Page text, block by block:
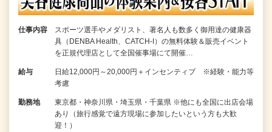
仕事内容
スポーツ選手やメダリスト、著名人も数多く御用達の健康器
具（DENBA Health、CATCH-I）の無料体験＆販売イベント
を正規代理店として全国催事場にて開催…
給与
日給12,000円～20,000円＋インセンティブ ※経験・能力等
考慮
勤務地
東京都・神奈川県・埼玉県・千葉県 ※他にも全国に出店会場
あり（旅行感覚で遠方現場に参加したいという方も大歓
迎！）